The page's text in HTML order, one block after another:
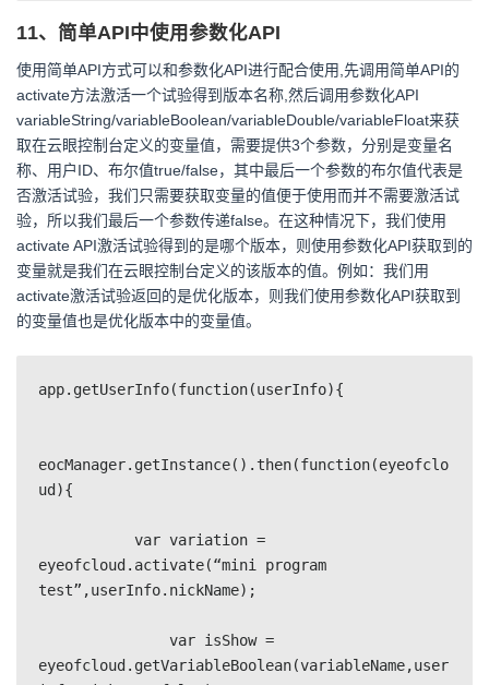
11、简单API中使用参数化API
使用简单API方式可以和参数化API进行配合使用,先调用简单API的
activate方法激活一个试验得到版本名称,然后调用参数化API
variableString/variableBoolean/variableDouble/variableFloat来获
取在云眼控制台定义的变量值，需要提供3个参数，分别是变量名
称、用户ID、布尔值true/false，其中最后一个参数的布尔值代表是
否激活试验，我们只需要获取变量的值便于使用而并不需要激活试
验，所以我们最后一个参数传递false。在这种情况下，我们使用
activate API激活试验得到的是哪个版本，则使用参数化API获取到的
变量就是我们在云眼控制台定义的该版本的值。例如：我们用
activate激活试验返回的是优化版本，则我们使用参数化API获取到
的变量值也是优化版本中的变量值。
app.getUserInfo(function(userInfo){
eocManager.getInstance().then(function(eyeofclo
ud){
var variation =
eyeofcloud.activate(“mini program
test”,userInfo.nickName);
var isShow =
eyeofcloud.getVariableBoolean(variableName,user